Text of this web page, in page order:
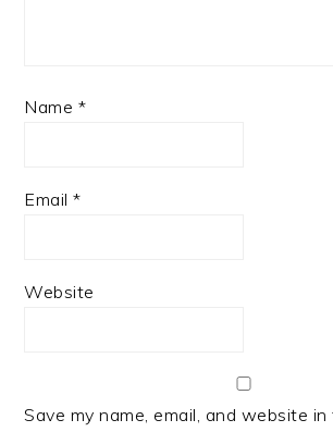
Name *
Email*
Website
Save my name, email, and website